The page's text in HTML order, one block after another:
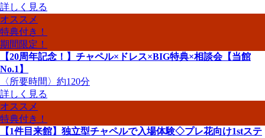
詳しく見る
オススメ
特典付き！
期間限定！
【20周年記念！】チャペル×ドレス×BIG特典×相談会【当館
No.1】
〈所要時間〉約120分
詳しく見る
オススメ
特典付き！
【1件目来館】独立型チャペルで入場体験◇プレ花向け1stステ